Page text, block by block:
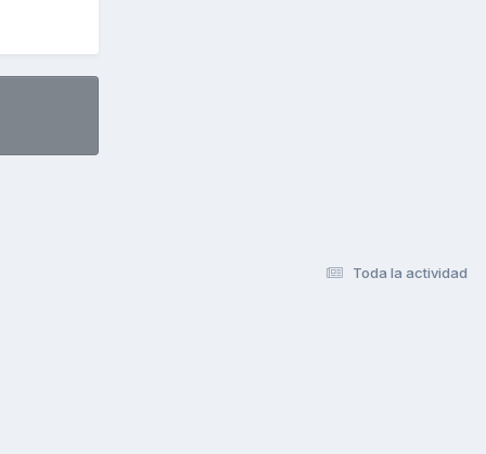
Toda la actividad